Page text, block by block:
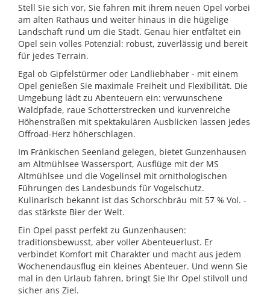
Stell Sie sich vor, Sie fahren mit ihrem neuen Opel vorbei
am alten Rathaus und weiter hinaus in die hügelige
Landschaft rund um die Stadt. Genau hier entfaltet ein
Opel sein volles Potenzial: robust, zuverlässig und bereit
für jedes Terrain.
Egal ob Gipfelstürmer oder Landliebhaber - mit einem
Opel genießen Sie maximale Freiheit und Flexibilität. Die
Umgebung lädt zu Abenteuern ein: verwunschene
Waldpfade, raue Schotterstrecken und kurvenreiche
Höhenstraßen mit spektakulären Ausblicken lassen jedes
Offroad-Herz höherschlagen.
Im Fränkischen Seenland gelegen, bietet Gunzenhausen
am Altmühlsee Wassersport, Ausflüge mit der MS
Altmühlsee und die Vogelinsel mit ornithologischen
Führungen des Landesbunds für Vogelschutz.
Kulinarisch bekannt ist das Schorschbräu mit 57 % Vol. -
das stärkste Bier der Welt.
Ein Opel passt perfekt zu Gunzenhausen:
traditionsbewusst, aber voller Abenteuerlust. Er
verbindet Komfort mit Charakter und macht aus jedem
Wochenendausflug ein kleines Abenteuer. Und wenn Sie
mal in den Urlaub fahren, bringt Sie Ihr Opel stilvoll und
sicher ans Ziel.